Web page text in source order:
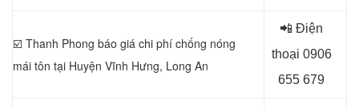
☑️ Thanh Phong báo giá chi phí chống nóng
mái tôn tại Huyện Vĩnh Hưng, Long An
📲 Điện
thoại 0906
655 679